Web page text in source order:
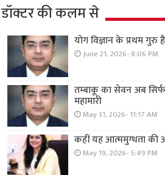
डॉक्टर की कलम से
योग विज्ञान के प्रथम गुरु
June 21, 2026- 8:06 PM
तम्बाकू का सेवन अब
महामारी
May 31, 2026- 11:17 AM
कहीं यह आत्ममुग्धता की
May 19, 2026- 5:49 PM